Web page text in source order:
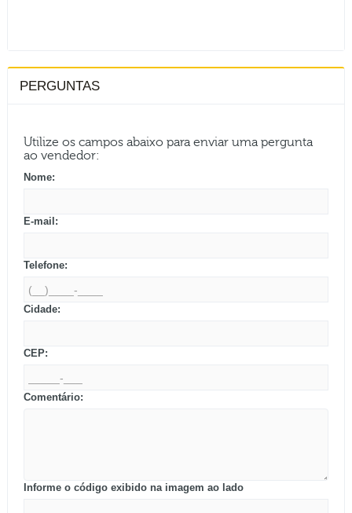
PERGUNTAS
Utilize os campos abaixo para enviar uma pergunta
ao vendedor:
Nome:
E-mail:
Telefone:
Cidade:
CEP:
Comentário:
Informe o código exibido na imagem ao lado